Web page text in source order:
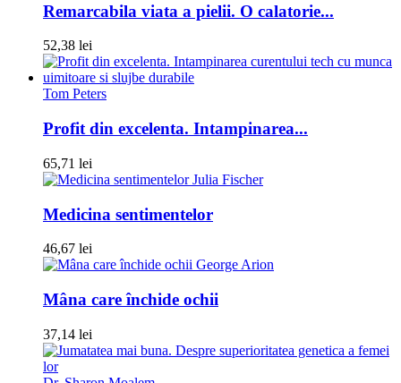
Remarcabila viata a pielii. O calatorie...
52,38 lei
Tom Peters
Profit din excelenta. Intampinarea...
65,71 lei
Julia Fischer
Medicina sentimentelor
46,67 lei
George Arion
​Mâna care închide ochii
37,14 lei